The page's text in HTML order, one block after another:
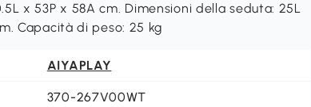
x 53P x 58A cm. Dimensioni della seduta: 25L
Capacità di peso: 25 kg
AIYAPLAY
370-267V00WT